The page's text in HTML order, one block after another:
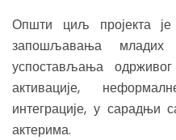
Општи циљ пројекта
запошљавања младих
успостављања
активације,
интеграције, у сарадњи
актерима.